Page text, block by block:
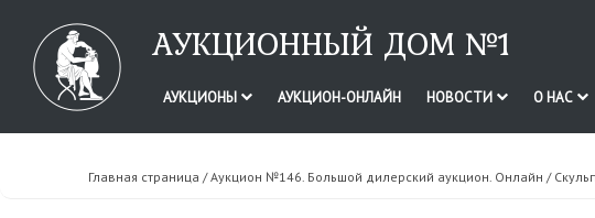
АУКЦИОННЫЙ ДОМ №1
АУКЦИОНЫ АУКЦИОН-ОНЛАЙН НОВОСТИ О НАС
Главная страница /Аукцион №146. Большой дилерский аукцион. Онлайн /